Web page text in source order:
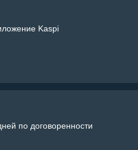
Kaspi
по договоренности